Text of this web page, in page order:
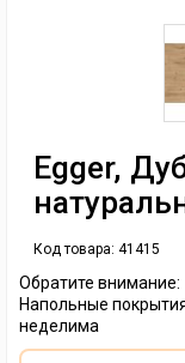
Egger,
Код товара: 41415
Обратите внимание:
Напольные
неделима